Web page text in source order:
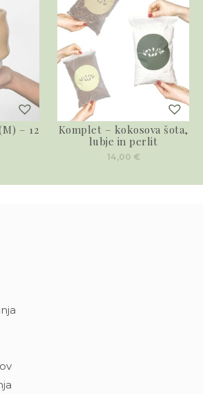
– 12
Komplet – kokosova šota,
lubje in perlit
14,00 €